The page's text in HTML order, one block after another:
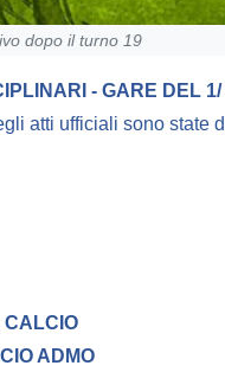
dopo il turno 19
- GARE DEL
atti ufficiali sono
CALCIO
ADMO